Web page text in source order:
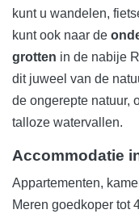
kunt u wandelen,
kunt ook naar de
grotten in de nabije
dit juweel van de
de ongerepte natuur,
talloze watervallen.
Accommodatie
Appartementen,
Meren goedkoper tot